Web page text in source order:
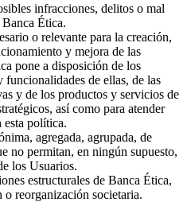
infracciones, delitos o mal
Ética.
o relevante para la creación,
y mejora de las
pone a disposición de los
funcionalidades de ellas, de las
y de los productos y servicios de
así como para atender
esta política.
agregada, agrupada, de
no permitan, en ningún supuesto,
los Usuarios.
estructurales de Banca Ética,
reorganización societaria.